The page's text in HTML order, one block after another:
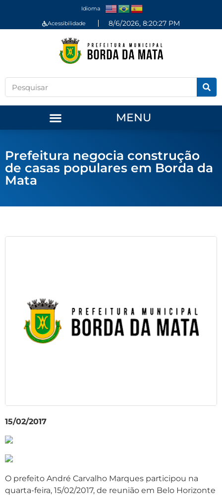
Idioma
Acessibilidade 8/6/2026, 8:20:27 PM
MENU
Prefeitura negocia construção
de casas populares em Borda da
Mata
15/02/2017
O prefeito André Carvalho Marques participou na
quarta-feira, 15/02/2017, de reunião em Belo Horizonte